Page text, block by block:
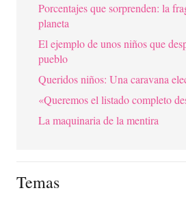
Porcentajes que sorprenden: la
planeta
El ejemplo de unos niños que
pueblo
Queridos niños: Una caravana
«Queremos el listado completo
La maquinaria de la mentira
Temas